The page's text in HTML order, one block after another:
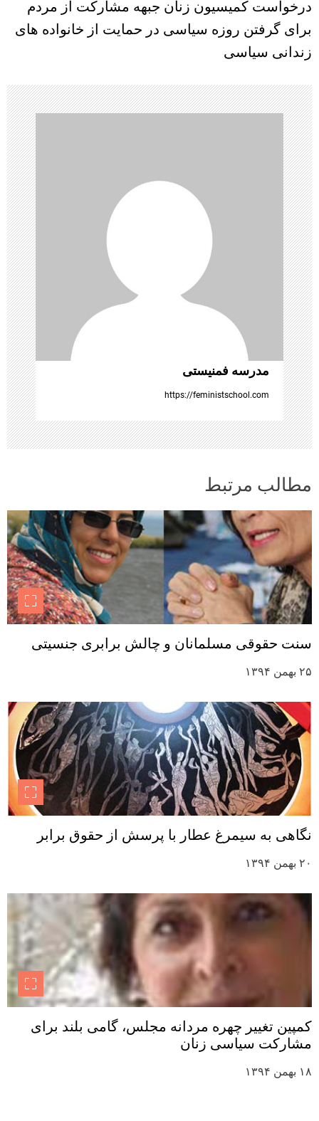
ه
ب
ر
ی
ن
و
ش
ت
ه‌
ه
ا
درخواست کمیسیون زنان جبهه مشارکت از مردم
برای گرفتن روزه سیاسی در حمایت از خانواده های
زندانی سیاسی
مدرسه فمنیستی
https://feministschool.com
مطالب مرتبط
سنت حقوقی مسلمانان و چالش برابری جنسیتی
۲۵ بهمن ۱۳۹۴
نگاهی به سیمرغ عطار با پرسش از حقوق برابر
۲۰ بهمن ۱۳۹۴
کمپین تغییر چهره مردانه مجلس، گامی بلند برای
مشارکت سیاسی زنان
۱۸ بهمن ۱۳۹۴